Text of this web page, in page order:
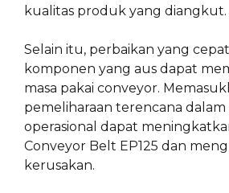
kualitas produk yang diangkut.
Selain itu, perbaikan yang
komponen yang aus dapat
masa pakai conveyor.
pemeliharaan terencana
operasional dapat
Conveyor Belt EP125 dan
kerusakan.